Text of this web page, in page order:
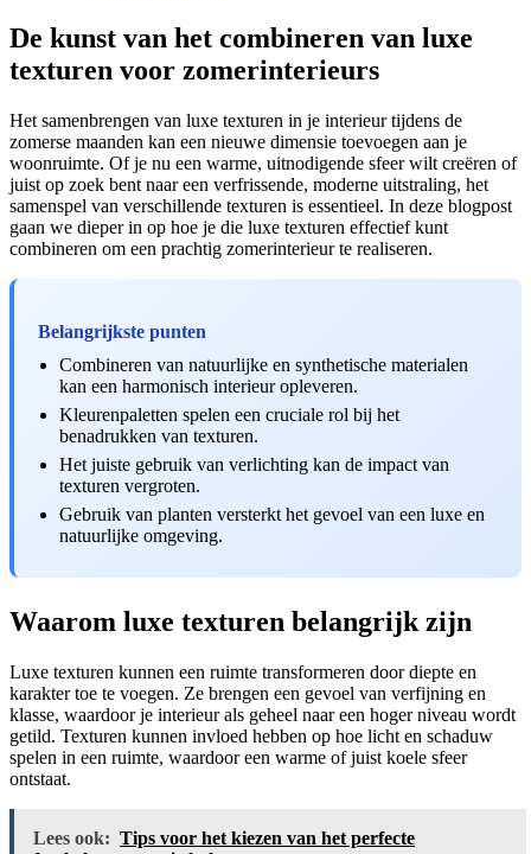
De kunst van het combineren van luxe
texturen voor zomerinterieurs
Het samenbrengen van luxe texturen in je interieur tijdens de
zomerse maanden kan een nieuwe dimensie toevoegen aan je
woonruimte. Of je nu een warme, uitnodigende sfeer wilt creëren of
juist op zoek bent naar een verfrissende, moderne uitstraling, het
samenspel van verschillende texturen is essentieel. In deze blogpost
gaan we dieper in op hoe je die luxe texturen effectief kunt
combineren om een prachtig zomerinterieur te realiseren.
Belangrijkste punten
Combineren van natuurlijke en synthetische materialen
kan een harmonisch interieur opleveren.
Kleurenpaletten spelen een cruciale rol bij het
benadrukken van texturen.
Het juiste gebruik van verlichting kan de impact van
texturen vergroten.
Gebruik van planten versterkt het gevoel van een luxe en
natuurlijke omgeving.
Waarom luxe texturen belangrijk zijn
Luxe texturen kunnen een ruimte transformeren door diepte en
karakter toe te voegen. Ze brengen een gevoel van verfijning en
klasse, waardoor je interieur als geheel naar een hoger niveau wordt
getild. Texturen kunnen invloed hebben op hoe licht en schaduw
spelen in een ruimte, waardoor een warme of juist koele sfeer
ontstaat.
Lees ook: Tips voor het kiezen van het perfecte